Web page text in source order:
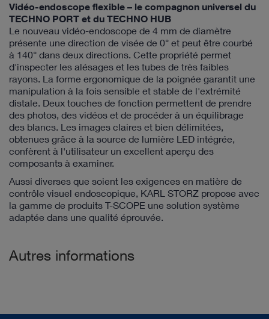
Vidéo-endoscope flexible – le compagnon universel du
TECHNO PORT et du TECHNO HUB
Le nouveau vidéo-endoscope de 4 mm de diamètre
présente une direction de visée de 0° et peut être courbé
à 140° dans deux directions. Cette propriété permet
d'inspecter les alésages et les tubes de très faibles
rayons. La forme ergonomique de la poignée garantit une
manipulation à la fois sensible et stable de l'extrémité
distale. Deux touches de fonction permettent de prendre
des photos, des vidéos et de procéder à un équilibrage
des blancs. Les images claires et bien délimitées,
obtenues grâce à la source de lumière LED intégrée,
confèrent à l'utilisateur un excellent aperçu des
composants à examiner.
Aussi diverses que soient les exigences en matière de
contrôle visuel endoscopique, KARL STORZ propose avec
la gamme de produits T-SCOPE une solution système
adaptée dans une qualité éprouvée.
Autres informations